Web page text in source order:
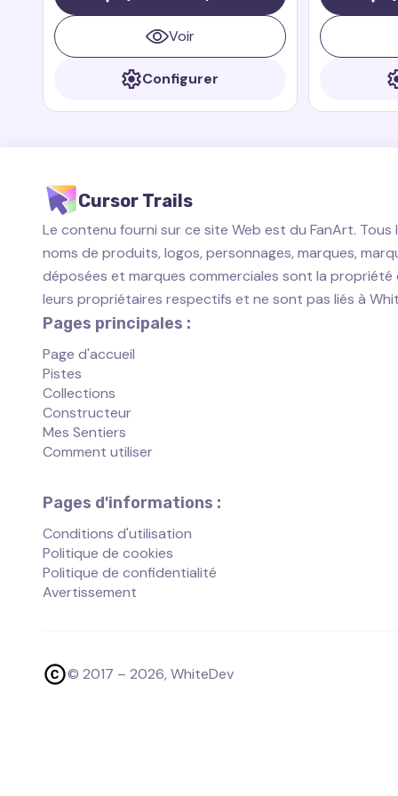
Riders. Zeppla est un petit dragon
rapide et courageux qui est toujours
prêt à aider ses amis.Voir
Configurer
Cursor Trails
Le contenu fourni sur ce site Web est du FanArt. Tous
noms de produits, logos, personnages, marques,
déposées et marques commerciales sont la propriété
leurs propriétaires respectifs et ne sont pas liés à
Pages principales :
Page d'accueil
Pistes
Collections
Constructeur
Mes Sentiers
Comment utiliser
Pages d'informations :
Conditions d'utilisation
Politique de cookies
Politique de confidentialité
Avertissement
© 2017 – 2026, WhiteDev